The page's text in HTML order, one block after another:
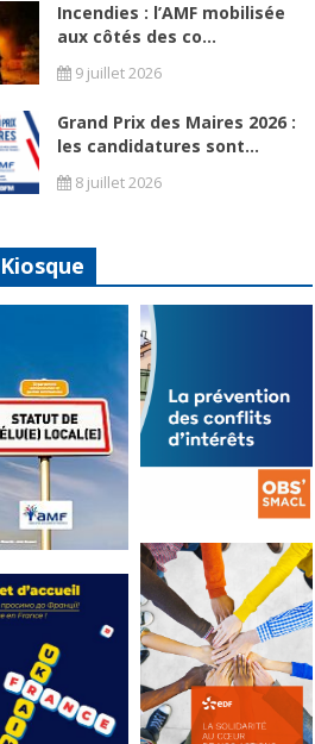
Incendies : l’AMF mobilisée
aux côtés des co...
9 juillet 2026
Grand Prix des Maires 2026 :
les candidatures sont...
8 juillet 2026
de
local
à jour avril
La
prévention
des conflits
d’intérêts
18 septembre 2023
FEUILLETER